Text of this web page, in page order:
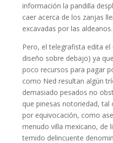
información la pandilla
caer acerca de los zanjas
excavadas por las aldeanos.
Pero, el telegrafista edita
diseño sobre debajo) ya
poco recursos para pagar
como Ned resultan algún
demasiado pesados no
que pinesas notoriedad,
por equivocación, como
menudo villa mexicano, de
temido delincuente